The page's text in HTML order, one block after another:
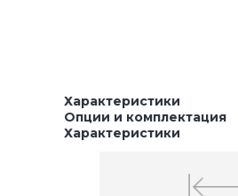
Характеристики
Опции и комплектация
Характеристики